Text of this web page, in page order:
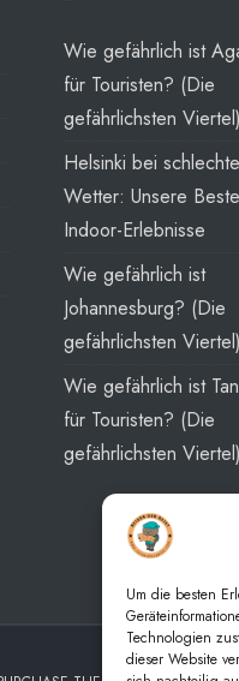
Um die besten
Technologien
dieser Website
Wie gefährlich ist
für Touristen? (Die
gefährlichsten Viertel)
Helsinki bei
Wetter: Unsere
Indoor-Erlebnisse
Wie gefährlich ist
Johannesburg? (Die
gefährlichsten Viertel)
Wie gefährlich ist
für Touristen? (Die
gefährlichsten Viertel)